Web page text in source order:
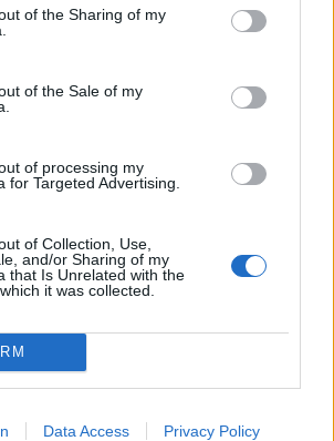
of the Sharing of my
of the Sale of my
of processing my
for Targeted Advertising.
of Collection, Use,
and/or Sharing of my
that Is Unrelated with the
it was collected.
Data Access Privacy Policy
. however, they might not be
you immediately.
Kombiwettendit :